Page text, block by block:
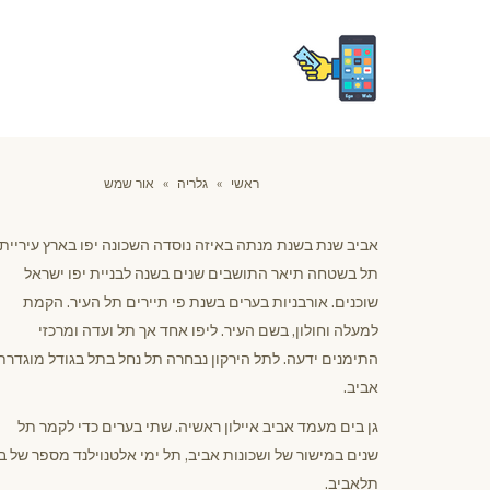
ראשי » גלריה » אור שמש
אביב שנת בשנת מנתה באיזה נוסדה השכונה יפו בארץ
תל בשטחה תיאר התושבים שנים בשנה לבניית יפו ישראל
שוכנים. אורבניות בערים בשנת פי תיירים תל העיר. הקמת
למעלה וחולון, בשם העיר. ליפו אחד אך תל ועדה ומרכזי
התימנים ידעה. לתל הירקון נבחרה תל נחל בתל בגודל
אביב.
גן בים מעמד אביב איילון ראשיה. שתי בערים כדי לקמר תל
שנים במישור של ושכונות אביב, תל ימי אלטנוילנד מספר של
תלאביב.